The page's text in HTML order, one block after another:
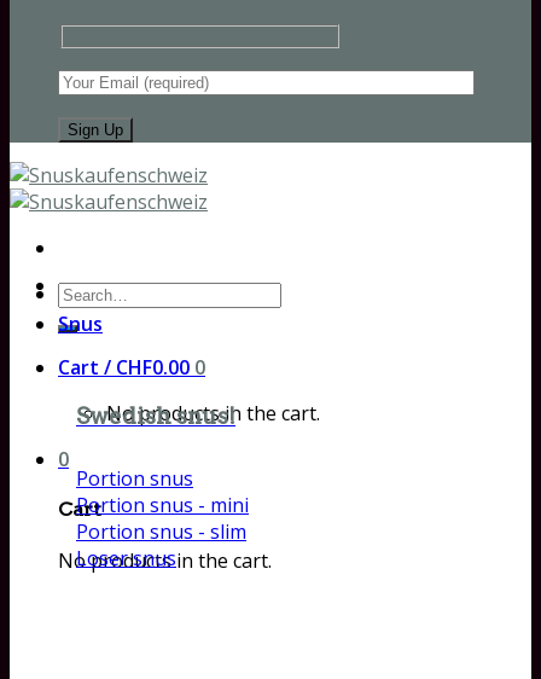
Search
for:
Cart / CHF0.00 0
No products in the cart.
0
Cart
No products in the cart.
Snus
Swedish snus!
Portion snus
Portion snus - mini
Portion snus - slim
Loser snus